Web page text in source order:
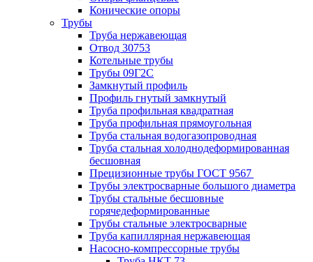
Конические опоры
Трубы
Труба нержавеющая
Отвод 30753
Котельные трубы
Трубы 09Г2С
Замкнутый профиль
Профиль гнутый замкнутый
Труба профильная квадратная
Труба профильная прямоугольная
Труба стальная водогазопроводная
Труба стальная холоднодеформированная
бесшовная
Прецизионные трубы ГОСТ 9567
Трубы электросварные большого диаметра
Трубы стальные бесшовные
горячедеформированные
Трубы стальные электросварные
Труба капиллярная нержавеющая
Насосно-компрессорные трубы